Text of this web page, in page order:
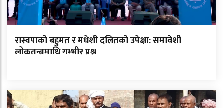
रास्वपाको बहुमत र मधेशी दलितको उपेक्षा: समावेशी
लोकतन्त्रमाथि गम्भीर प्रश्न